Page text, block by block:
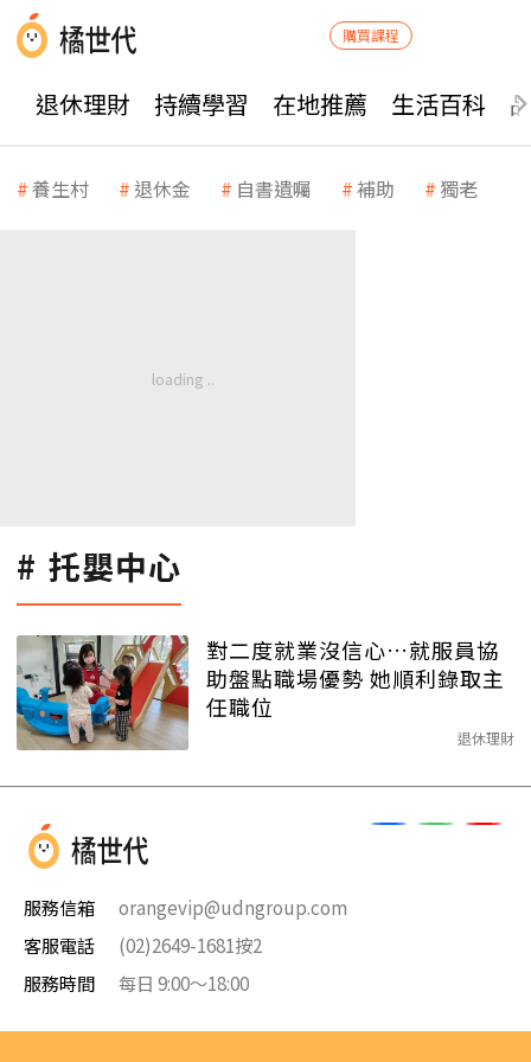
購買課程
退休理財 持續學習 在地推薦 生活百科
養生村 退休金 自書遺囑 補助 獨老
托嬰中心
對二度就業沒信心…就服員協
助盤點職場優勢 她順利錄取主
任職位
退休理財
服務信箱
orangevip@udngroup.com
客服電話
(02)2649-1681按2
服務時間
每日 9:00～18:00